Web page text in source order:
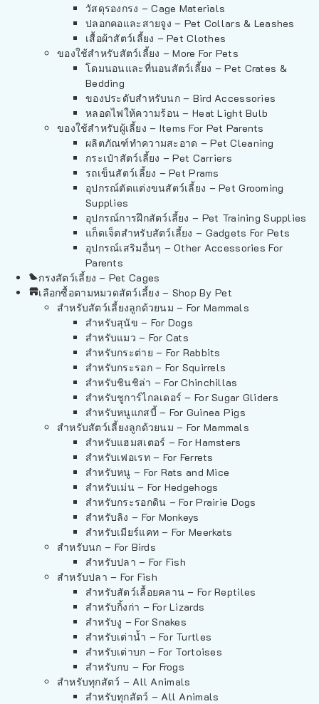
วัสดุรองกรง – Cage Materials
ปลอกคอและสายจูง – Pet Collars & Leashes
เสื้อผ้าสัตว์เลี้ยง – Pet Clothes
ของใช้สำหรับสัตว์เลี้ยง – More For Pets
โดมนอนและที่นอนสัตว์เลี้ยง – Pet Crates &
Bedding
ของประดับสำหรับนก – Bird Accessories
หลอดไฟให้ความร้อน – Heat Light Bulb
ของใช้สำหรับผู้เลี้ยง – Items For Pet Parents
ผลิตภัณฑ์ทำความสะอาด – Pet Cleaning
กระเป๋าสัตว์เลี้ยง – Pet Carriers
รถเข็นสัตว์เลี้ยง – Pet Prams
อุปกรณ์ตัดแต่งขนสัตว์เลี้ยง – Pet Grooming
Supplies
อุปกรณ์การฝึกสัตว์เลี้ยง – Pet Training Supplies
แก็ดเจ็ตสำหรับสัตว์เลี้ยง – Gadgets For Pets
อุปกรณ์เสริมอื่นๆ – Other Accessories For
Parents
กรงสัตว์เลี้ยง – Pet Cages
เลือกซื้อตามหมวดสัตว์เลี้ยง – Shop By Pet
สำหรับสัตว์เลี้ยงลูกด้วยนม – For Mammals
สำหรับสุนัข – For Dogs
สำหรับแมว – For Cats
สำหรับกระต่าย – For Rabbits
สำหรับกระรอก – For Squirrels
สำหรับชินชิล่า – For Chinchillas
สำหรับชูการ์ไกลเดอร์ – For Sugar Gliders
สำหรับหนูแกสบี้ – For Guinea Pigs
สำหรับสัตว์เลี้ยงลูกด้วยนม – For Mammals
สำหรับแฮมสเตอร์ – For Hamsters
สำหรับเฟอเรท – For Ferrets
สำหรับหนู – For Rats and Mice
สำหรับเม่น – For Hedgehogs
สำหรับกระรอกดิน – For Prairie Dogs
สำหรับลิง – For Monkeys
สำหรับเมียร์แคท – For Meerkats
สำหรับนก – For Birds
สำหรับปลา – For Fish
สำหรับปลา – For Fish
สำหรับสัตว์เลื้อยคลาน – For Reptiles
สำหรับกิ้งก่า – For Lizards
สำหรับงู – For Snakes
สำหรับเต่าน้ำ – For Turtles
สำหรับเต่าบก – For Tortoises
สำหรับกบ – For Frogs
สำหรับทุกสัตว์ – All Animals
สำหรับทุกสัตว์ – All Animals